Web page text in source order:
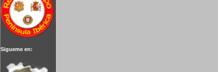
Sigueme en: